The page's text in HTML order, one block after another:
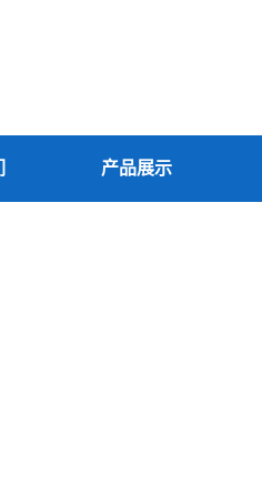
产品展示